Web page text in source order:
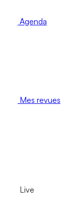
Agenda
Mes revues
Live